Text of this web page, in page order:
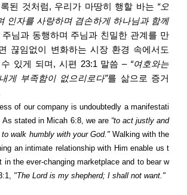
된 것처럼, 우리가 마땅히 행할 바는 “오
인자를 사랑하며 겸손하게 하나님과 함께
주님과 동행하며 주님과 친밀한 관계를 만
끊임없이 변화하는 시장 환경 속에서도
있게 되며 , 시편 23:1 말씀– “여호와는
게 부족함이 없으리로다”를 삶으로 증거
of our company is undoubtedly a manifestati
As stated in Micah 6:8, we are “to act justly and
walk humbly with your God."Walking with the
an intimate relationship with Him enable us t
in the ever-changing marketplace and to bear w
"The Lord is my shepherd; I shall not want."